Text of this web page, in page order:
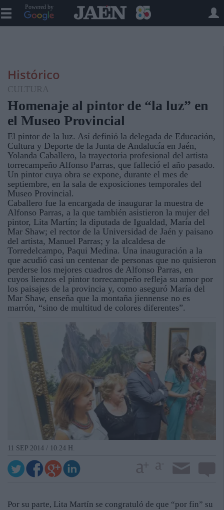
Powered by
Histórico
CULTURA
Homenaje al pintor de “la luz” en
el Museo Provincial
El pintor de la luz. Así definió la delegada de Educación,
Cultura y Deporte de la Junta de Andalucía en Jaén,
Yolanda Caballero, la trayectoria profesional del artista
torrecampeño Alfonso Parras, que falleció el año pasado.
Un pintor cuya obra se expone, durante el mes de
septiembre, en la sala de exposiciones temporales del
Museo Provincial.
Caballero fue la encargada de inaugurar la muestra de
Alfonso Parras, a la que también asistieron la mujer del
pintor, Lita Martín; la diputada de Igualdad, María del
Mar Shaw; el rector de la Universidad de Jaén y paisano
del artista, Manuel Parras; y la alcaldesa de
Torredelcampo, Paqui Medina. Una inauguración a la
que acudió casi un centenar de personas que no quisieron
perderse los mejores cuadros de Alfonso Parras, en
cuyos lienzos el pintor torrecampeño refleja su amor por
los paisajes de la provincia y, como aseguró María del
Mar Shaw, enseña que la montaña jiennense no es
marrón, “sino de multitud de colores diferentes”.
11 SEP 2014 / 10:24 H.
Por su parte, Lita Martín se congratuló de que “por fin” su